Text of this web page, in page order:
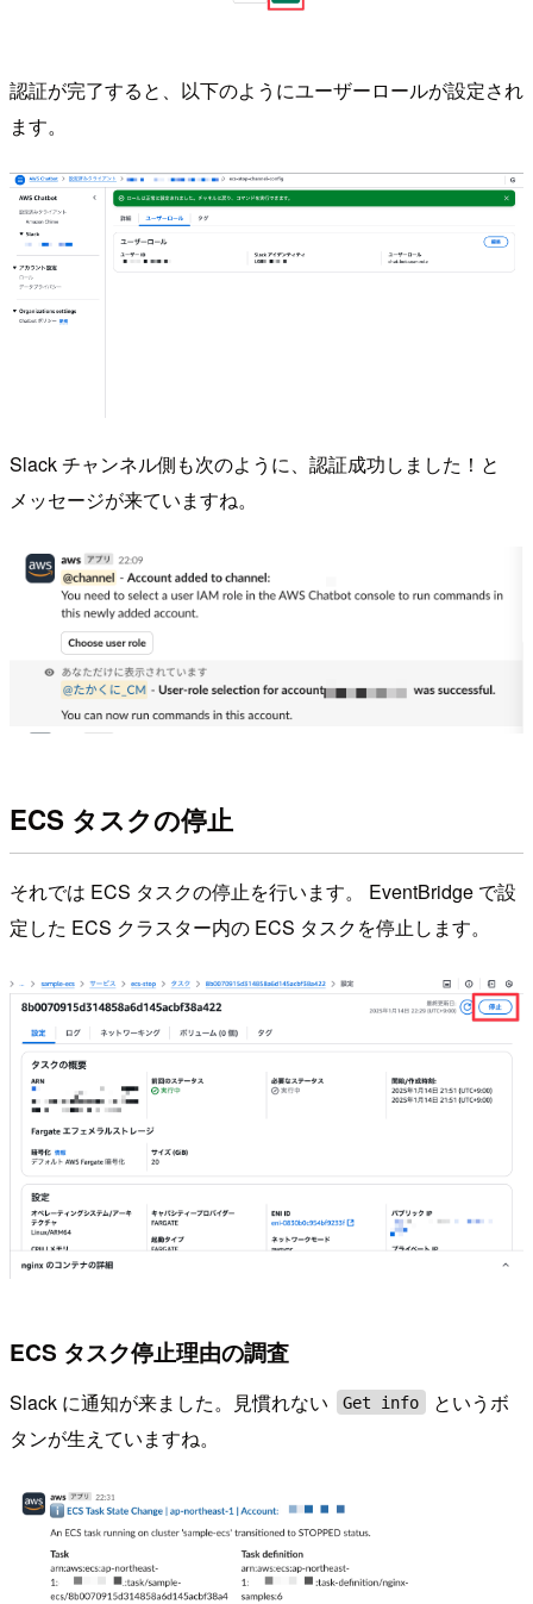
認証が完了すると、以下のようにユーザーロールが設定され
ます。
Slack チャンネル側も次のように、認証成功しました！と
メッセージが来ていますね。
ECS タスクの停止
それでは ECS タスクの停止を行います。 EventBridge で設
定した ECS クラスター内の ECS タスクを停止します。
ECS タスク停止理由の調査
Slack に通知が来ました。見慣れない Get info
というボ
タンが生えていますね。